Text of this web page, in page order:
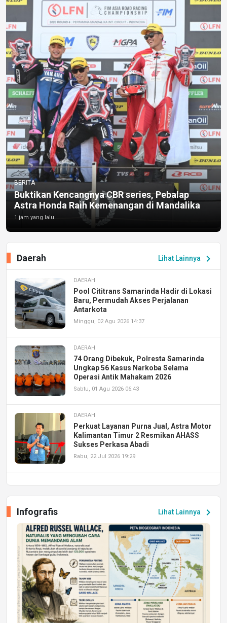
BERITA
Buktikan Kencangnya CBR series, Pebalap
Astra Honda Raih Kemenangan di Mandalika
1 jam yang lalu
Lihat Lainnya chevron_right
Daerah
DAERAH
Pool Cititrans Samarinda Hadir di Lokasi
Baru, Permudah Akses Perjalanan
Antarkota
Minggu, 02 Agu 2026 14:37
DAERAH
74 Orang Dibekuk, Polresta Samarinda
Ungkap 56 Kasus Narkoba Selama
Operasi Antik Mahakam 2026
Sabtu, 01 Agu 2026 06:43
DAERAH
Perkuat Layanan Purna Jual, Astra Motor
Kalimantan Timur 2 Resmikan AHASS
Sukses Perkasa Abadi
Rabu, 22 Jul 2026 19:29
Peluang Kerja dan Magang
Jumat, 17 Jul 2026 22:30
DAERAH
Astra Motor Kalimantan Timur 2 Dukung
Mahasiswa Samarinda dalam Astra
Honda SDGs Future Leaders 2026
Jumat, 10 Jul 2026 19:01
Lihat Lainnya chevron_right
Infografis